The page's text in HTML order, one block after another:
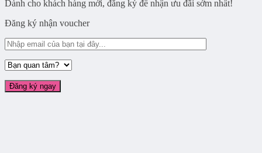
Dành cho khách hàng mới, đăng ký để nhận ưu đãi sớm nhất!
Đăng ký nhận voucher